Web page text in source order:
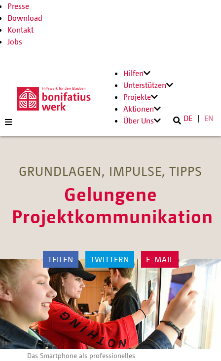
Presse
Download
Kontakt
Jobs
Hilfen
Unterstützen
Projekte
Aktionen
Über Uns
DE EN
GRUNDLAGEN, IMPULSE, TIPPS
Gelungene
Projektkommunikation
TEILEN TWITTERN E-MAIL
Das Smartphone als professionelles